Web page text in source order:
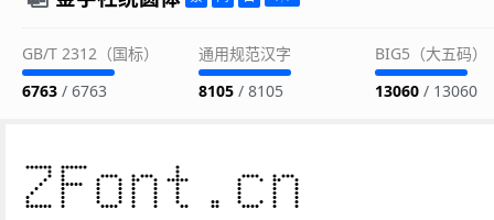
GB/T 2312（国标）
6763 / 6763
通用规范汉字
8105 / 8105
BIG5（大五码）
13060 / 13060
ZFont.cn